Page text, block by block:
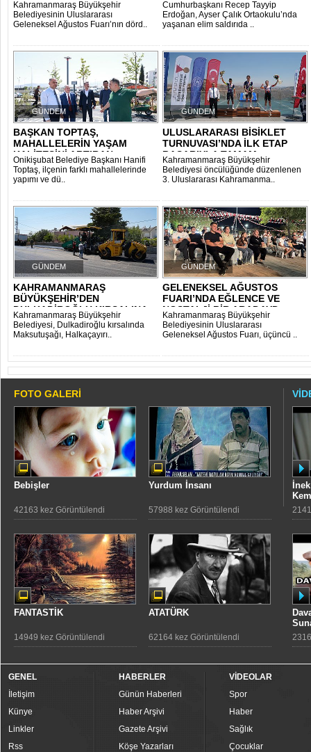
Kahramanmaraş Büyükşehir
Belediyesinin Uluslararası
Geleneksel Ağustos Fuarı’nın dörd..
Aİ..
Cumhurbaşkanı Recep Tayyip
Erdoğan, Ayser Çalık Ortaokulu’nda
yaşanan elim saldırıda ..
BAŞKAN TOPTAŞ,
MAHALLELERİN YAŞAM
KALİTESİNİ ARTIRAN
PARKLAR..
Onikişubat Belediye Başkanı Hanifi
Toptaş, ilçenin farklı mahallelerinde
yapımı ve dü..
GÜNDEM
ULUSLARARASI BİSİKLET
TURNUVASI’NDA İLK ETAP
BAŞARIYLA TAMAM..
Kahramanmaraş Büyükşehir
Belediyesi öncülüğünde düzenlenen
3. Uluslararası Kahramanma..
GÜNDEM
KAHRAMANMARAŞ
BÜYÜKŞEHİR’DEN
DULKADİROĞLU KIRSALINA
DEĞER KA..
Kahramanmaraş Büyükşehir
Belediyesi, Dulkadiroğlu kırsalında
Maksutuşağı, Halkaçayırı..
GÜNDEM
GELENEKSEL AĞUSTOS
FUARI’NDA EĞLENCE VE
NOSTALJİ BİR ARADAYD..
Kahramanmaraş Büyükşehir
Belediyesinin Uluslararası
Geleneksel Ağustos Fuarı, üçüncü ..
GÜNDEM
FOTO GALERİ
Bebişler
42163 kez Görüntülendi
Yurdum İnsanı
57988 kez Görüntülendi
FANTASTİK
14949 kez Görüntülendi
ATATÜRK
62164 kez Görüntülendi
GENEL
İletişim
Künye
Linkler
Rss
HABERLER
Günün Haberleri
Haber Arşivi
Gazete Arşivi
Köşe Yazarları
VİDEOLAR
Spor
Haber
Sağlık
Çocuklar